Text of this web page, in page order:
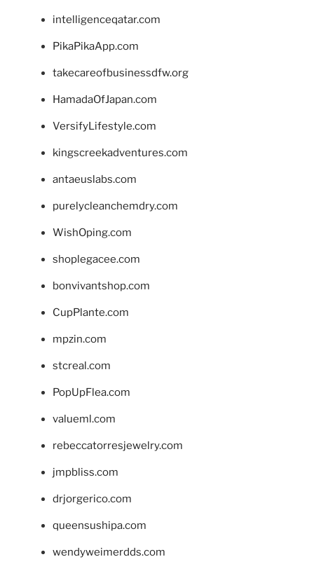
intelligenceqatar.com
PikaPikaApp.com
takecareofbusinessdfw.org
HamadaOfJapan.com
VersifyLifestyle.com
kingscreekadventures.com
antaeuslabs.com
purelycleanchemdry.com
WishOping.com
shoplegacee.com
bonvivantshop.com
CupPlante.com
mpzin.com
stcreal.com
PopUpFlea.com
valueml.com
rebeccatorresjewelry.com
jmpbliss.com
drjorgerico.com
queensushipa.com
wendyweimerdds.com